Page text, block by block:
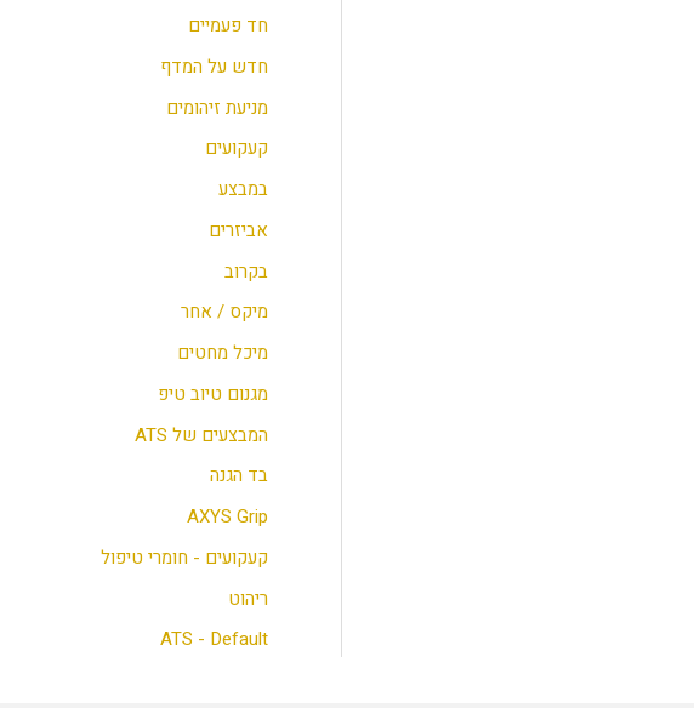
חד פעמיים
חדש על המדף
מניעת זיהומים
קעקועים
במבצע
אביזרים
בקרוב
מיקס / אחר
מיכל מחטים
מגנום טיוב טיפ
המבצעים של ATS
בד הגנה
AXYS Grip
קעקועים - חומרי טיפול
ריהוט
ATS - Default